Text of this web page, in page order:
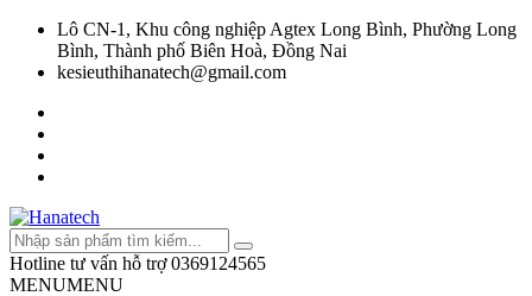
Lô CN-1, Khu công nghiệp Agtex Long Bình, Phường Long
Bình, Thành phố Biên Hoà, Đồng Nai
kesieuthihanatech@gmail.com
Hotline tư vấn hỗ trợ 0369124565
MENUMENU